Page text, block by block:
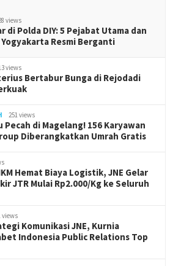
views
di Polda DIY: 5 Pejabat Utama dan
Resmi Berganti
views
Bertabur Bunga di Rejodadi
251 views
Pecah di Magelang! 156 Karyawan
Diberangkatkan Umrah Gratis
Hemat Biaya Logistik, JNE Gelar
JTR Mulai Rp2.000/Kg ke Seluruh
views
Komunikasi JNE, Kurnia
Indonesia Public Relations Top